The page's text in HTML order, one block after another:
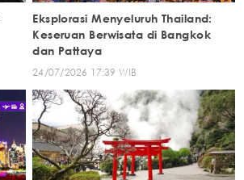
Eksplorasi Menyeluruh Thailand:
Keseruan Berwisata di Bangkok
dan Pattaya
24/07/2026 17:39 WIB